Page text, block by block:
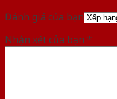
Đánh giá của bạn
Nhận xét của bạn *